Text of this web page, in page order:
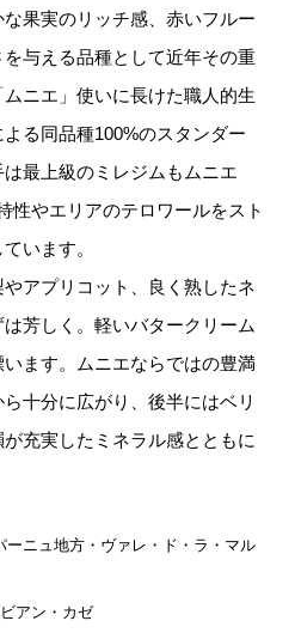
果実のリッチ感、赤いフルー
与える品種として近年その重
ニエ」使いに長けた職人的生
る同品種100%のスタンダー
最上級のミレジムもムニエ
性やエリアのテロワールをスト
います。
アプリコット、良く熟したネ
芳しく。軽いバタークリーム
ます。ムニエならではの豊満
十分に広がり、後半にはベリ
充実したミネラル感とともに
ーニュ地方・ヴァレ・ド・ラ・マル
アン・カゼ